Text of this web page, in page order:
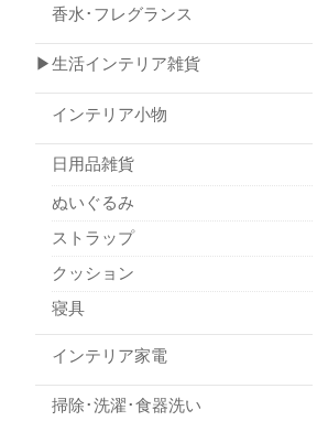
香水･フレグランス
▶生活インテリア雑貨
インテリア小物
日用品雑貨
ぬいぐるみ
ストラップ
クッション
寝具
インテリア家電
掃除･洗濯･食器洗い